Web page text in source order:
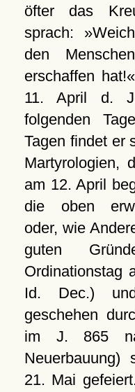
öfter das
sprach:
den
erschaffen
11. April d.
folgenden
Tagen findet er
Martyrologien,
am 12. April
die oben
oder, wie
guten
Ordinationstag
Id. Dec.)
geschehen
im J. 865
Neuerbauung)
21. Mai